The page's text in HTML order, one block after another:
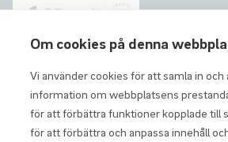
Om cookies på denna
Vi använder cookies för att samla in och
information om webbplatsens
för att förbättra funktioner kopplade till
för att förbättra och anpassa innehåll